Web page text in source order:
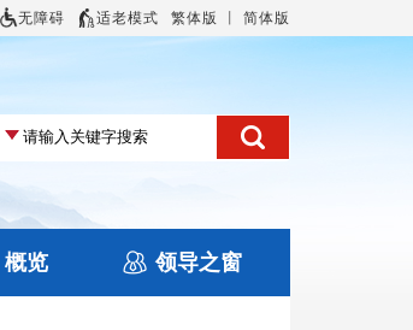
无障碍 适老模式 繁体版 简体版
概览 领导之窗